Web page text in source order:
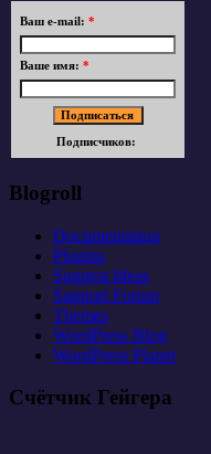
Ваш e-mail: *
Ваше имя: *
Подписчиков:
Blogroll
Documentation
Plugins
Suggest Ideas
Support Forum
Themes
WordPress Blog
WordPress Planet
Счётчик Гейгера